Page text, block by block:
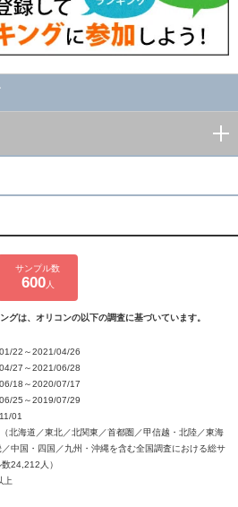
サンプル数
600人
グは、オリコンの以下の調査に基づいています。
22～2021/04/26
27～2021/06/28
18～2020/07/17
25～2019/07/29
01
北海道／東北／北関東／首都圏／甲信越・北陸／東海
／中国・四国／九州・沖縄を含む全国調査における総サ
24,212人）
上